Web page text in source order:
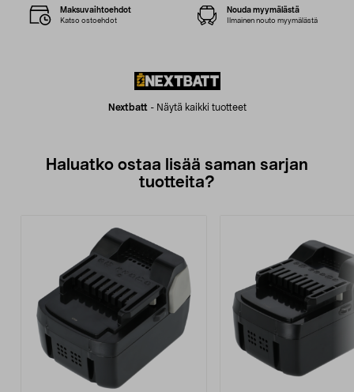
Nextbatt- Näytä kaikki tuotteet
Maksuvaihtoehdot
Katso ostoehdot
Nouda myymälästä
Ilmainen nouto myymälästä
Haluatko ostaa lisää saman sarjan
tuotteita?